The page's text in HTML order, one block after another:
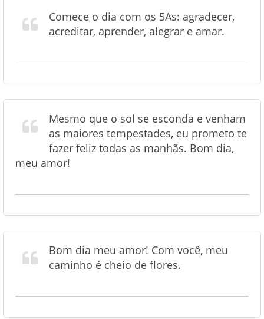
Comece o dia com os 5As: agradecer,
acreditar, aprender, alegrar e amar.
Mesmo que o sol se esconda e venham
as maiores tempestades, eu prometo te
fazer feliz todas as manhãs. Bom dia,
meu amor!
Bom dia meu amor! Com você, meu
caminho é cheio de flores.